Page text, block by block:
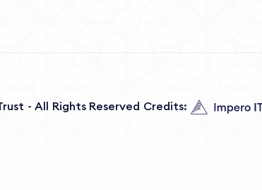
- All Rights Reserved Credits: